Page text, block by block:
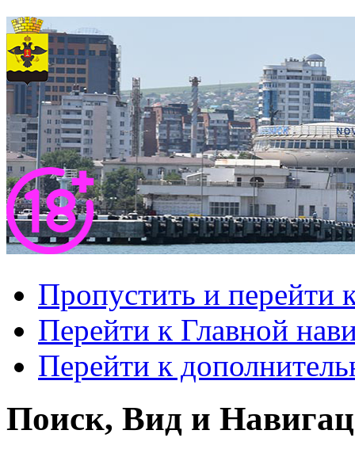
Пропустить и перейти
Перейти к Главной
Перейти к
Поиск, Вид и